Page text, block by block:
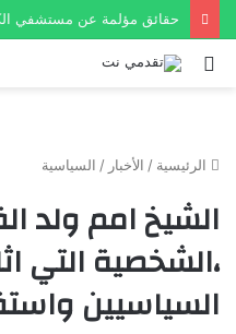
حقائق مؤلمة عن مستشفي
بحث
الرئيسية / الأخبار / السياسية
الشيخ امم ولد
،الشخصية التي
السياسيين